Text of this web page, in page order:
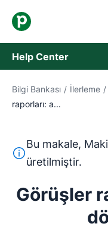
Help Center
Bilgi Bankası
Destek Birimiyle
Bilgi Bankası / İlerleme /
raporları: a...
Bu metin,
Bu makale,
üretilmiştir.
Görüşler